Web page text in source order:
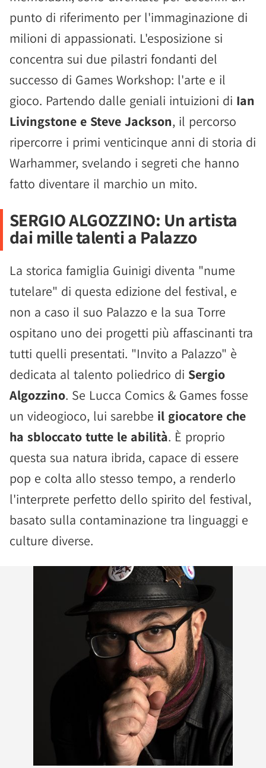
punto di riferimento per l'immaginazione di
milioni di appassionati. L'esposizione si
concentra sui due pilastri fondanti del
successo di Games Workshop: l'arte e il
gioco. Partendo dalle geniali intuizioni di Ian
Livingstone e Steve Jackson, il percorso
ripercorre i primi venticinque anni di storia di
Warhammer, svelando i segreti che hanno
fatto diventare il marchio un mito.
SERGIO ALGOZZINO: Un artista
dai mille talenti a Palazzo
La storica famiglia Guinigi diventa "nume
tutelare" di questa edizione del festival, e
non a caso il suo Palazzo e la sua Torre
ospitano uno dei progetti più affascinanti tra
tutti quelli presentati. "Invito a Palazzo" è
dedicata al talento poliedrico di Sergio
Algozzino. Se Lucca Comics & Games fosse
un videogioco, lui sarebbe il giocatore che
ha sbloccato tutte le abilità. È proprio
questa sua natura ibrida, capace di essere
pop e colta allo stesso tempo, a renderlo
l'interprete perfetto dello spirito del festival,
basato sulla contaminazione tra linguaggi e
culture diverse.